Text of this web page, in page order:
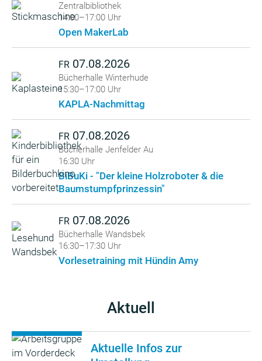
Zentralbibliothek
14:00–17:00 Uhr
Open MakerLab
FR 07.08.2026
Bücherhalle Winterhude
15:30–17:00 Uhr
KAPLA-Nachmittag
FR 07.08.2026
Bücherhalle Jenfelder Au
16:30 Uhr
BiBuKi - "Der kleine Holzroboter & die
Baumstumpfprinzessin"
FR 07.08.2026
Bücherhalle Wandsbek
16:30–17:30 Uhr
Vorlesetraining mit Hündin Amy
Aktuell
Aktuelle Infos zur